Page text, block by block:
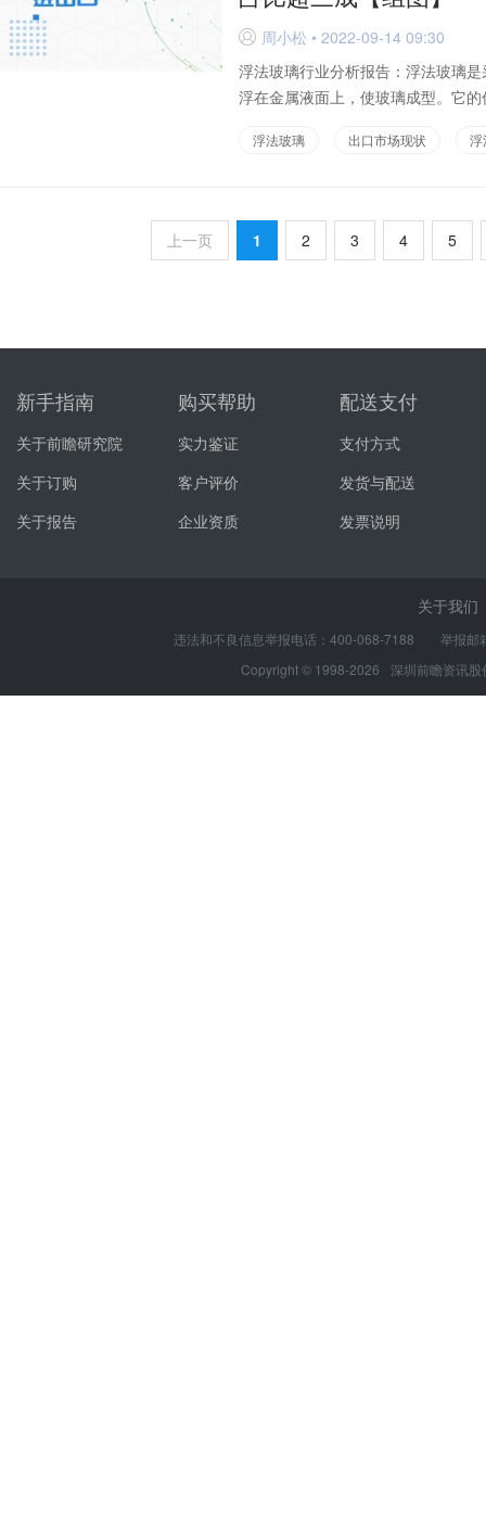
D 周小松 • 2022-09-14 09:30
浮法玻璃行业分析报告：浮法玻璃
浮在金属液面上，使玻璃成型。它
浮法玻璃 出口市场现状 浮
上一页 1 2 3 4 5
新手指南
关于前瞻研究院
关于订购
关于报告
购买帮助
实力鉴证
客户评价
企业资质
配送支付
支付方式
发货与配送
发票说明
关于我们
违法和不良信息举报电话：400-068-7188 举报
Copyright © 1998-2026
深圳前瞻资讯股